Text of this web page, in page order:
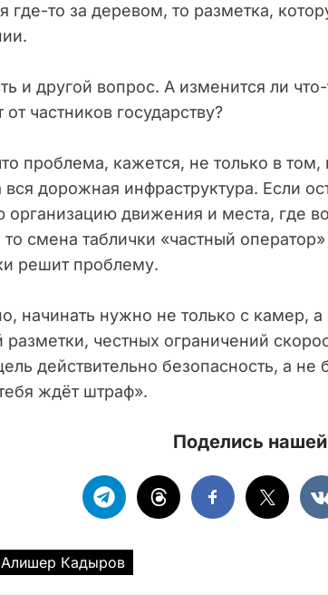
где-то за деревом, то разметка,
и другой вопрос. А изменится ли
от частников государству?
проблема, кажется, не только в том,
вся дорожная инфраструктура. Если
организацию движения и места, где
смена таблички «частный
решит проблему.
начинать нужно не только с камер, а
разметки, честных ограничений
действительно безопасность, а не
ждёт штраф».
Поделись нашей
Алишер Кадыров